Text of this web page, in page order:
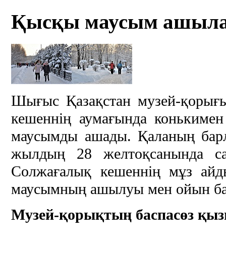
Қысқы маусым
Шығыс Қазақстан музей-
кешеннің аумағында
маусымды ашады. Қаланың
жылдың 28 желтоқсанында
Солжағалық кешеннің мұз
маусымның ашылуы мен ойын
Музей-қорықтың баспасөз